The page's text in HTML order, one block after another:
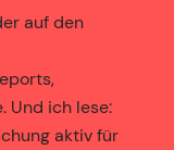
auf den
Und ich lese:
aktiv für